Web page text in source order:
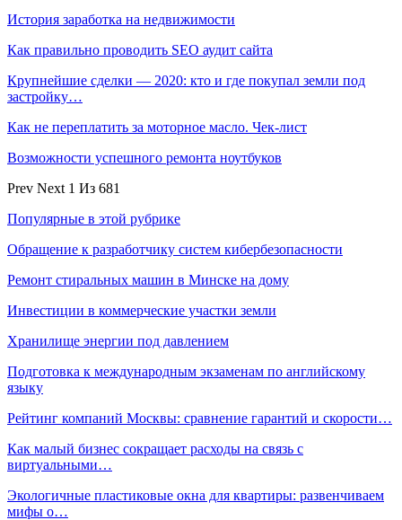
История заработка на недвижимости
Как правильно проводить SEO аудит сайта
Крупнейшие сделки — 2020: кто и где покупал земли под
застройку…
Как не переплатить за моторное масло. Чек-лист
Возможности успешного ремонта ноутбуков
Prev Next 1 Из 681
Популярные в этой рубрике
Обращение к разработчику систем кибербезопасности
Ремонт стиральных машин в Минске на дому
Инвестиции в коммерческие участки земли
Хранилище энергии под давлением
Подготовка к международным экзаменам по английскому
языку
Рейтинг компаний Москвы: сравнение гарантий и скорости…
Как малый бизнес сокращает расходы на связь с
виртуальными…
Экологичные пластиковые окна для квартиры: развенчиваем
мифы о…